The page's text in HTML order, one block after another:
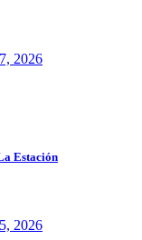
2026
Estación
2026